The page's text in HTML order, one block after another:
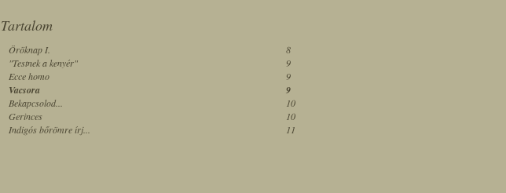
Tartalom
Öröknap I.
8
"Testnek a kenyér"
9
Ecce homo
9
Vacsora 9
Bekapcsolod...
10
Gerinces
10
Indigós bőrömre írj...
11